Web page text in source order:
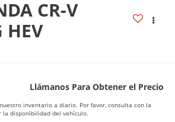
CR-V
HEV
Llámanos Para Obtener el Precio
inventario a diario. Por favor, consulta con la
disponibilidad del vehículo.